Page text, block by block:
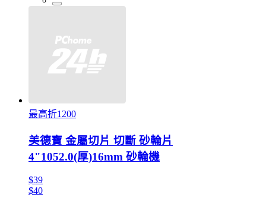
最高折1200
美德寶 金屬切片 切斷 砂輪片
4"1052.0(厚)16mm 砂輪機
$39
$40